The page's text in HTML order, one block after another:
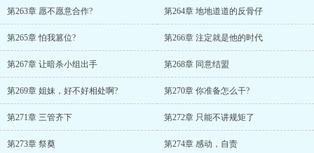
第263章 愿不愿意合作? 第264章 地地道道的反骨仔
第265章 怕我篡位? 第266章 注定就是他的时代
第267章 让暗杀小组出手 第268章 同意结盟
第269章 姐妹，好不好相处啊? 第270章 你准备怎么干?
第271章 三管齐下 第272章 只能不讲规矩了
第273章 祭奠 第274章 感动，自责